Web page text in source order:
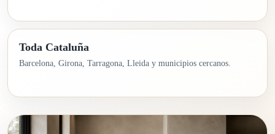
Toda Cataluña
Barcelona, Girona, Tarragona, Lleida y municipios cercanos.